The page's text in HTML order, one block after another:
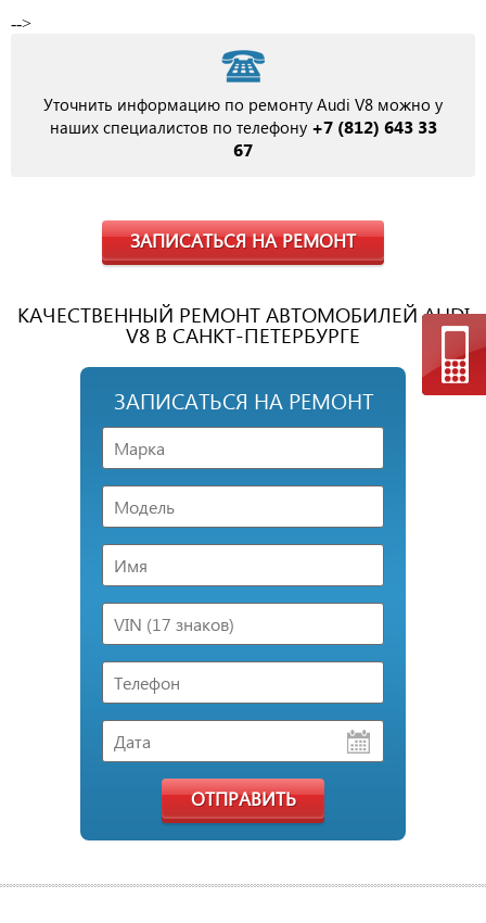
-->
Уточнить информацию по ремонту Audi V8 можно у
наших специалистов по телефону +7 (812) 643 33
67
ЗАПИСАТЬСЯ НА РЕМОНТ
КАЧЕСТВЕННЫЙ РЕМОНТ АВТОМОБИЛЕЙ AUDI
V8 В САНКТ-ПЕТЕРБУРГЕ
ЗАПИСАТЬСЯ НА РЕМОНТ
ОТПРАВИТЬ